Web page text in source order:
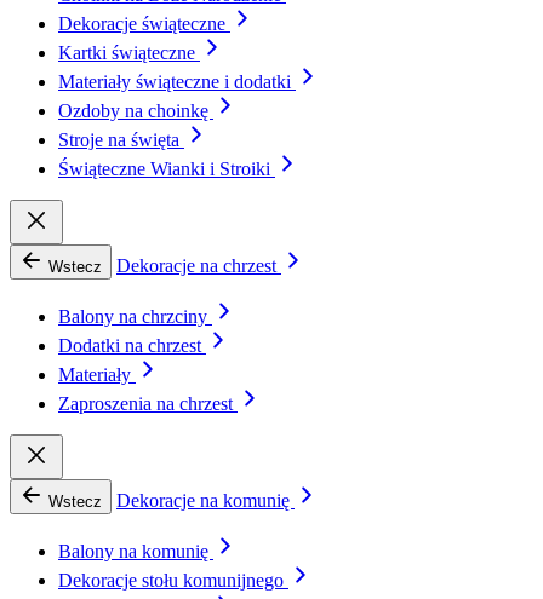
Dekoracje świąteczne
Kartki świąteczne
Materiały świąteczne i dodatki
Ozdoby na choinkę
Stroje na święta
Świąteczne Wianki i Stroiki
Wstecz Dekoracje na chrzest
Balony na chrzciny
Dodatki na chrzest
Materiały
Zaproszenia na chrzest
Wstecz Dekoracje na komunię
Balony na komunię
Dekoracje stołu komunijnego